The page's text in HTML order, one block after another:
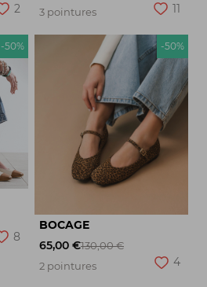
2
3 pointures
11
-50%
8
-50%
BOCAGE
65,00 €130,00 €
2 pointures
4